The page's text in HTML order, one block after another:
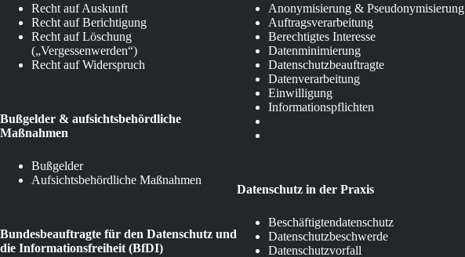
Recht auf Auskunft
Recht auf Berichtigung
Recht auf Löschung
(„Vergessenwerden“)
Recht auf Widerspruch
Bußgelder & aufsichtsbehördliche
Maßnahmen
Bußgelder
Aufsichtsbehördliche Maßnahmen
Bundesbeauftragte für den Datenschutz und
die Informationsfreiheit (BfDI)
Anonymisierung & Pseudonymisierung
Auftragsverarbeitung
Berechtigtes Interesse
Datenminimierung
Datenschutzbeauftragte
Datenverarbeitung
Einwilligung
Informationspflichten
Datenschutz in der Praxis
Beschäftigtendatenschutz
Datenschutzbeschwerde
Datenschutzvorfall